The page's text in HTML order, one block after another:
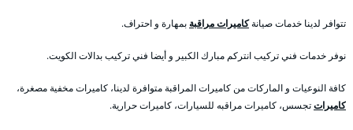
تتوافر لدينا خدمات صيانةكاميرات مراقبة بمهارة و احتراف.
نوفر خدمات فني تركيب انتركم مبارك الكبير و أيضا فني تركيب بدالات الكويت.
كافة النوعيات و الماركات من كاميرات المراقبة متوافرة لدينا، كاميرات مخفية مصغرة،
كاميراتتجسس، كاميرات مراقبه للسيارات، كاميرات حرارية.